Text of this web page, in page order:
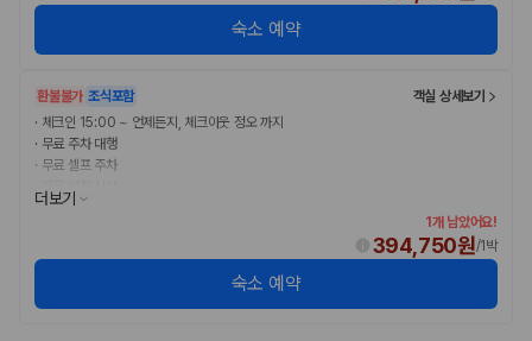
숙소 예약
환불불가 조식포함
객실 상세보기
· 체크인 15:00 ~ 언제든지, 체크아웃 정오 까지
· 무료 주차 대행
· 무료 셀프 주차
무료 아침 식사
더보기
1개 남았어요!
394,750원/1박
숙소 예약